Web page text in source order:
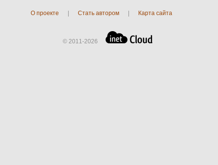
О проекте Стать автором Карта сайта
© 2011-2026